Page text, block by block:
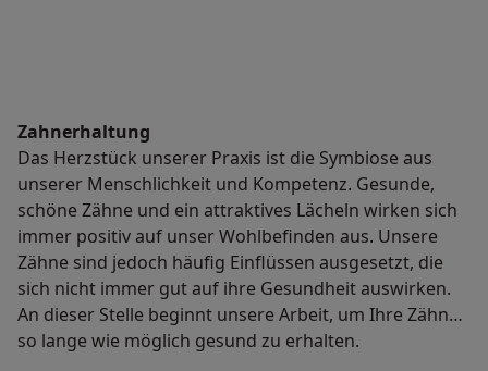
Zahnerhaltung
Das Herzstück unserer Praxis ist die Symbiose aus
unserer Menschlichkeit und Kompetenz. Gesunde,
schöne Zähne und ein attraktives Lächeln wirken sich
immer positiv auf unser Wohlbefinden aus. Unsere
Zähne sind jedoch häufig Einflüssen ausgesetzt, die
sich nicht immer gut auf ihre Gesundheit auswirken.
An dieser Stelle beginnt unsere Arbeit, um Ihre Zähne
so lange wie möglich gesund zu erhalten.